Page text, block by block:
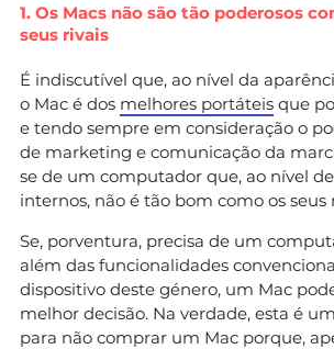
1. Os Macs não são tão poderosos
seus rivais
É indiscutível que, ao nível da
o Mac é dos melhores portáteis que
e tendo sempre em consideração o
de marketing e comunicação da
se de um computador que, ao nível
internos, não é tão bom como os seus
Se, porventura, precisa de um
além das funcionalidades
dispositivo deste género, um Mac
melhor decisão. Na verdade, esta é
para não comprar um Mac porque,